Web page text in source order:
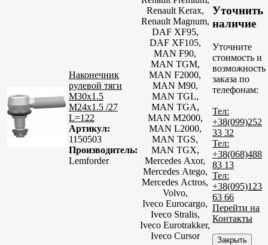
Наконечник
рулевой тяги
M30x1.5
M24x1.5 /27
L=122
Артикул:
1150503
Производитель:
Lemforder
Renault Kerax,
Renault Magnum,
DAF XF95,
DAF XF105,
MAN F90,
MAN TGM,
MAN F2000,
MAN M90,
MAN TGL,
MAN TGA,
MAN M2000,
MAN L2000,
MAN TGS,
MAN TGX,
Mercedes Axor,
Mercedes Atego,
Mercedes Actros,
Volvo,
Iveco Eurocargo,
Iveco Stralis,
Iveco Eurotrakker,
Iveco Cursor
Уточнить
наличие
Уточните
стоимость и
возможность
заказа по
телефонам:
Тел:
+38(099)252
33 32
Тел:
+38(068)488
83 13
Тел:
+38(095)123
63 66
Перейти на
Контакты
Закрыть